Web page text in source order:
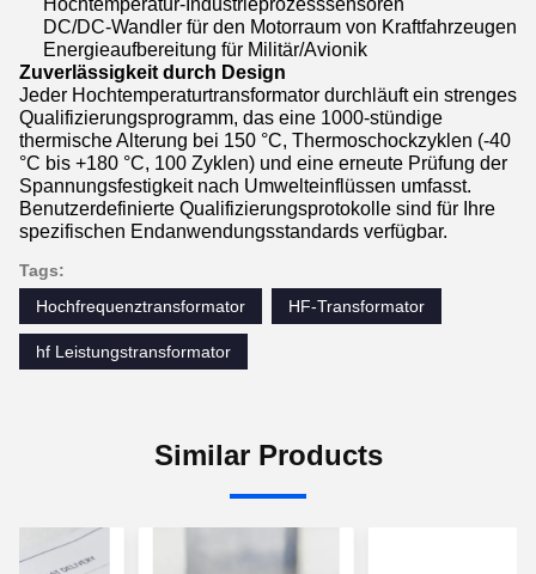
DC/DC-Wandler für den Motorraum von Kraftfahrzeugen
Energieaufbereitung für Militär/Avionik
Zuverlässigkeit durch Design
Jeder Hochtemperaturtransformator durchläuft ein strenges
Qualifizierungsprogramm, das eine 1000-stündige
thermische Alterung bei 150 °C, Thermoschockzyklen (-40
°C bis +180 °C, 100 Zyklen) und eine erneute Prüfung der
Spannungsfestigkeit nach Umwelteinflüssen umfasst.
Benutzerdefinierte Qualifizierungsprotokolle sind für Ihre
spezifischen Endanwendungsstandards verfügbar.
Tags:
Hochfrequenztransformator
HF-Transformator
hf Leistungstransformator
Similar Products